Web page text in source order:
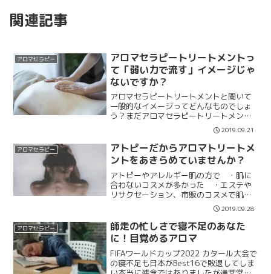
関連記事
アロマセラピー
アロマセラピートリートメントっ
て「弱い力で流す」イメージじゃ
ないですか？
アロマセラピートリートメントと聞いて
一般的なイメージってどんなものでしょ
う？まだアロマセラピートリートメント
を受けたことがない方からのご意見でた
まに聞かれるのが・コリがひどいから指
圧系の方に行きます・強い圧が好きだか
らアロマは行かないんです...
2019.09.21
アロマセラピー
アトピーだからアロマトリートメ
ントをあきらめていませんか？
アトピーやアレルギー肌の方で ・肌に
合わないコスメが多かった ・エステや
リサクセーション、市販のコスメで肌ト
ラブルの経験がある ・よく知らないも
のを肌に塗るのが怖い ・肌状態を直接
他人に見せるのに抵抗があるなどの理由
で、アロマトリートメント...
2019.09.28
アロマセラピー
師走の忙しさで寝不足のあなた
に！目覚めるアロマ
FIFAワールドカップ2022 カタール大会で
の寝不足も日本がBest16で敗退してしま